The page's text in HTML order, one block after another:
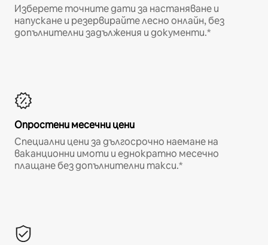
Изберете точните дати за настаняване и
напускане и резервирайте лесно онлайн, без
допълнителни задължения и документи.*
Опростени месечни цени
Специални цени за дългосрочно наемане на
ваканционни имоти и еднократно месечно
плащане без допълнителни такси.*